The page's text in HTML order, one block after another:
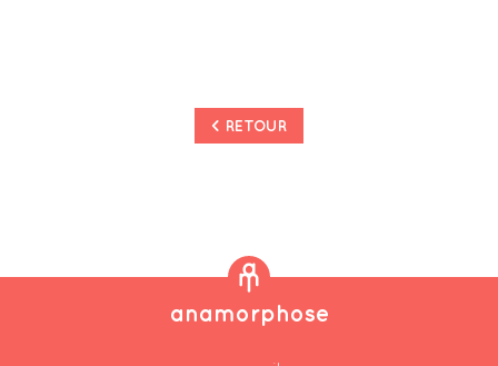
< RETOUR
anamorphose